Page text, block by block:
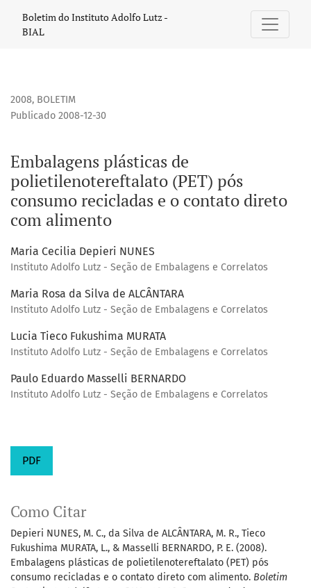
Embalagens plásticas de polietilenotereftalato (PET)
Boletim do Instituto Adolfo Lutz -
BIAL
2008, BOLETIM
Embalagens plásticas de
polietilenotereftalato (PET) pós
consumo recicladas e o contato direto
com alimento
Publicado 2008-12-30
Maria Cecilia Depieri NUNES
Instituto Adolfo Lutz - Seção de Embalagens e Correlatos
Maria Rosa da Silva de ALCÂNTARA
Instituto Adolfo Lutz - Seção de Embalagens e Correlatos
Lucia Tieco Fukushima MURATA
Instituto Adolfo Lutz - Seção de Embalagens e Correlatos
Paulo Eduardo Masselli BERNARDO
Instituto Adolfo Lutz - Seção de Embalagens e Correlatos
PDF
Como Citar
Depieri NUNES, M. C., da Silva de ALCÂNTARA, M. R., Tieco
Fukushima MURATA, L., & Masselli BERNARDO, P. E. (2008).
Embalagens plásticas de polietilenotereftalato (PET) pós
consumo recicladas e o contato direto com alimento. Boletim